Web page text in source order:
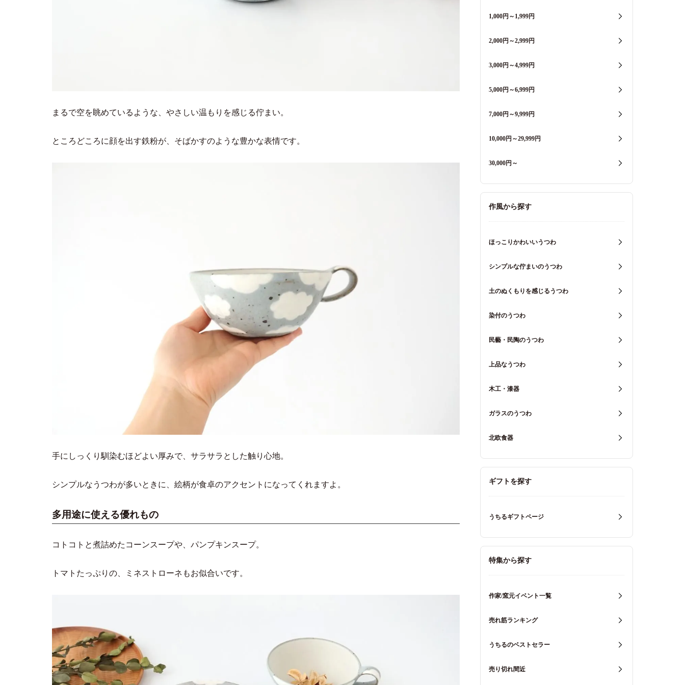
まるで空を眺めているような、やさしい温もりを感じる佇まい。
ところどころに顔を出す鉄粉が、そばかすのような豊かな表情です。
手にしっくり馴染むほどよい厚みで、サラサラとした触り心地。
シンプルなうつわが多いときに、絵柄が食卓のアクセントになってくれますよ。
多用途に使える優れもの
コトコトと煮詰めたコーンスープや、パンプキンスープ。
トマトたっぷりの、ミネストローネもお似合いです。
1,000円～1,999円
2,000円～2,999円
3,000円～4,999円
5,000円～6,999円
7,000円～9,999円
10,000円～29,999円
30,000円～
作風から探す
ほっこりかわいいうつわ
シンプルな佇まいのうつわ
土のぬくもりを感じるうつわ
染付のうつわ
民藝・民陶のうつわ
上品なうつわ
木工・漆器
ガラスのうつわ
北欧食器
ギフトを探す
うちるギフトページ
特集から探す
作家/窯元イベント一覧
売れ筋ランキング
うちるのベストセラー
売り切れ間近